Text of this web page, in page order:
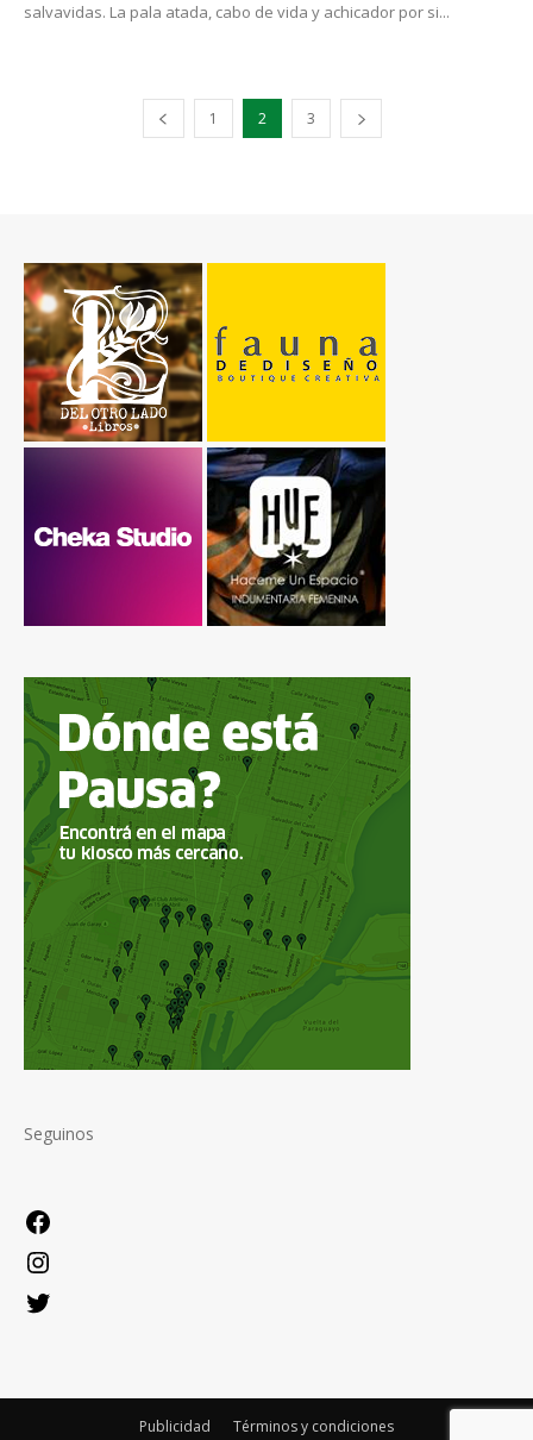
salvavidas. La pala atada, cabo de vida y achicador por si...
1 2 3
Seguinos
Publicidad Términos y condiciones